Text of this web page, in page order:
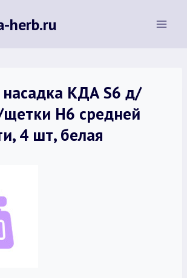
herb.ru
КДА S6 д/
щетки Н6 средней
4 шт, белая